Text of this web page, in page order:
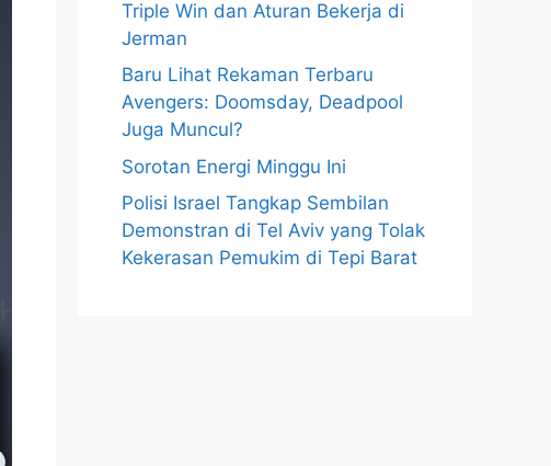
Triple Win dan Aturan Bekerja di
Jerman
Baru Lihat Rekaman Terbaru
Avengers: Doomsday, Deadpool
Juga Muncul?
Sorotan Energi Minggu Ini
Polisi Israel Tangkap Sembilan
Demonstran di Tel Aviv yang Tolak
Kekerasan Pemukim di Tepi Barat